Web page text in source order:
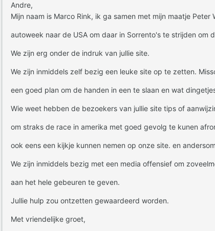
Andre,
Mijn naam is Marco Rink, ik ga samen met mijn maatje Peter
autoweek naar de USA om daar in Sorrento's te strijden om
We zijn erg onder de indruk van jullie site.
We zijn inmiddels zelf bezig een leuke site op te zetten.
een goed plan om de handen in een te slaan en wat
Wie weet hebben de bezoekers van jullie site tips of
om straks de race in amerika met goed gevolg te kunen
ook eens een kijkje kunnen nemen op onze site. en
We zijn inmiddels bezig met een media offensief om
aan het hele gebeuren te geven.
Jullie hulp zou ontzetten gewaardeerd worden.
Met vriendelijke groet,